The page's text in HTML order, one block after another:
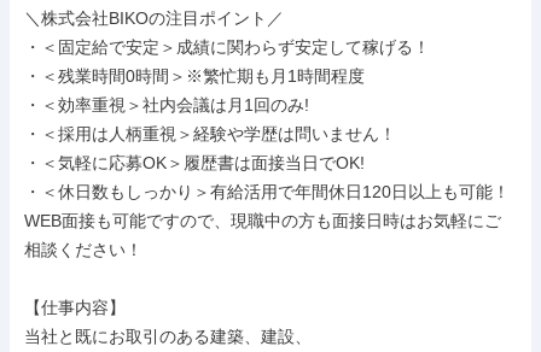
＼株式会社BIKOの注目ポイント／
・＜固定給で安定＞成績に関わらず安定して稼げる！
・＜残業時間0時間＞※繁忙期も月1時間程度
・＜効率重視＞社内会議は月1回のみ!
・＜採用は人柄重視＞経験や学歴は問いません！
・＜気軽に応募OK＞履歴書は面接当日でOK!
・＜休日数もしっかり＞有給活用で年間休日120日以上も可能！
WEB面接も可能ですので、現職中の方も面接日時はお気軽にご
相談ください！
【仕事内容】
当社と既にお取引のある建築、建設、